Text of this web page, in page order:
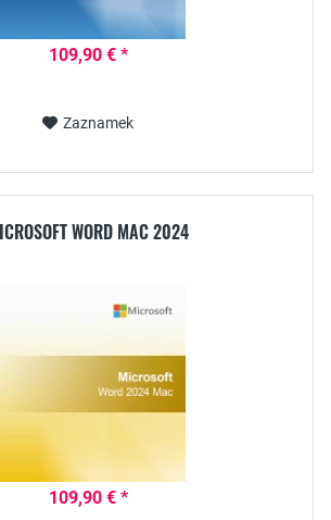
109,90 € *
Zaznamek
WORD MAC 2024
109,90 € *